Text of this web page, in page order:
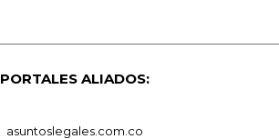
PORTALES ALIADOS:
asuntoslegales.com.co